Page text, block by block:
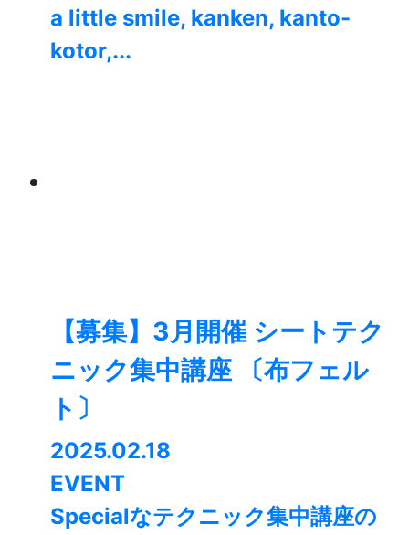
a little smile, kanken, kanto-
kotor,...
【募集】3月開催 シートテク
ニック集中講座 〔布フェル
ト〕
2025.02.18
EVENT
Specialなテクニック集中講座の